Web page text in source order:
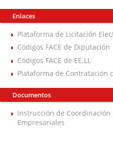
Enlaces
Plataforma de Licitación
Códigos FACE de Diputación
Códigos FACE de EE.LL
Plataforma de Contratación
Documentos
Instrucción de Coordinación
Empresariales